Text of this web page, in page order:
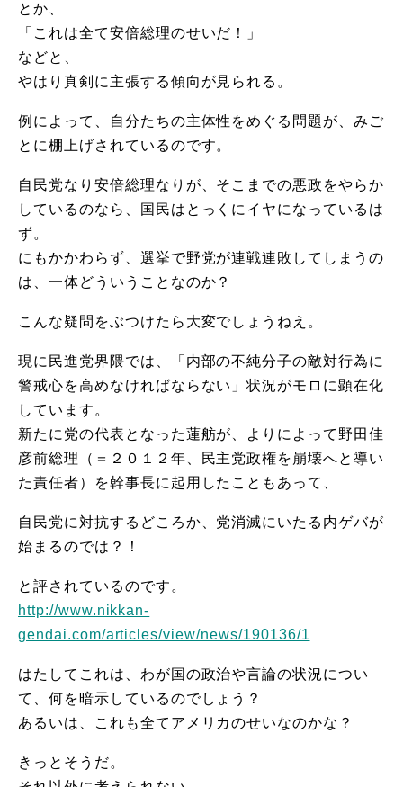
とか、
「これは全て安倍総理のせいだ！」
などと、
やはり真剣に主張する傾向が見られる。
例によって、自分たちの主体性をめぐる問題が、みご
とに棚上げされているのです。
自民党なり安倍総理なりが、そこまでの悪政をやらか
しているのなら、国民はとっくにイヤになっているは
ず。
にもかかわらず、選挙で野党が連戦連敗してしまうの
は、一体どういうことなのか？
こんな疑問をぶつけたら大変でしょうねえ。
現に民進党界隈では、「内部の不純分子の敵対行為に
警戒心を高めなければならない」状況がモロに顕在化
しています。
新たに党の代表となった蓮舫が、よりによって野田佳
彦前総理（＝２０１２年、民主党政権を崩壊へと導い
た責任者）を幹事長に起用したこともあって、
自民党に対抗するどころか、党消滅にいたる内ゲバが
始まるのでは？！
と評されているのです。
http://www.nikkan-
gendai.com/articles/view/news/190136/1
はたしてこれは、わが国の政治や言論の状況につい
て、何を暗示しているのでしょう？
あるいは、これも全てアメリカのせいなのかな？
きっとそうだ。